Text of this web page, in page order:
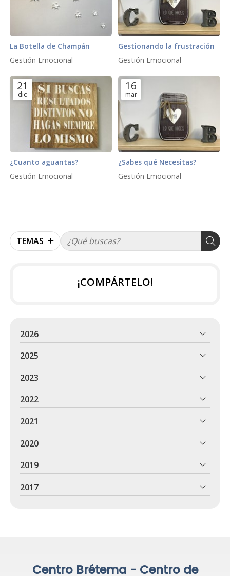
TEMAS
La Botella de Champán
Gestión Emocional
Gestionando la frustración
Gestión Emocional
21
dic
¿Cuanto aguantas?
Gestión Emocional
16
mar
¿Sabes qué Necesitas?
Gestión Emocional
¡COMPÁRTELO!
2026
2025
2023
2022
2021
2020
2019
2017
Centro Brétema - Centro de